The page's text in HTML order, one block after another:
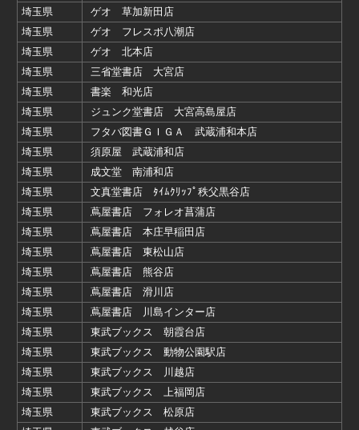
埼玉県
ゲオ 草加新田店
埼玉県
ゲオ フレスポ八潮店
埼玉県
ゲオ 北本店
埼玉県
三省堂書店 大宮店
埼玉県
書楽 和光店
埼玉県
ジュンク堂書店 大宮高島屋店
埼玉県
フタバ図書ＧＩＧＡ 武蔵浦和本店
埼玉県
須原屋 武蔵浦和店
埼玉県
成文堂 南浦和店
埼玉県
文真堂書店 ﾀｲﾑｸﾘｯﾌﾟ秩父黒谷店
埼玉県
蔦屋書店 フォレオ菖蒲店
埼玉県
蔦屋書店 本庄早稲田店
埼玉県
蔦屋書店 東松山店
埼玉県
蔦屋書店 熊谷店
埼玉県
蔦屋書店 滑川店
埼玉県
蔦屋書店 川島インター店
埼玉県
東武ブックス 朝霞台店
埼玉県
東武ブックス 動物公園駅店
埼玉県
東武ブックス 川越店
埼玉県
東武ブックス 上福岡店
埼玉県
東武ブックス 松原店